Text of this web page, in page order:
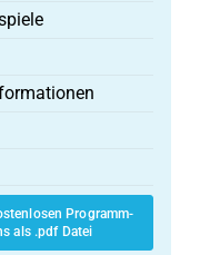
Programm-
als .pdf Datei